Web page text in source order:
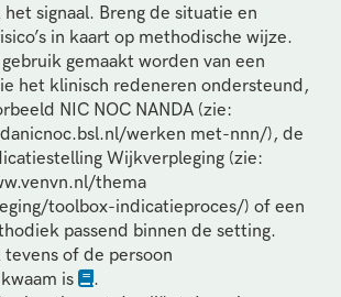
signaal. Breng de situatie en
in kaart op methodische wijze.
gemaakt worden van een
het klinisch redeneren ondersteund,
NIC NOC NANDA (zie:
werken met-nnn/), de
Wijkverpleging (zie:
thema
toolbox-indicatieproces/) of een
passend binnen de setting.
of de persoon
is
.